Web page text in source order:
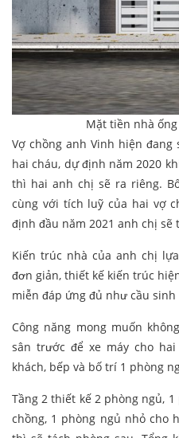
Mặt tiền nhà
Vợ chồng anh Vinh hiện
hai cháu, dự định năm 2020
thì hai anh chị sẽ ra riêng.
cùng với tích luỹ của hai vợ
định đầu năm 2021 anh chị sẽ
Kiến trúc nhà của anh chị
đơn giản, thiết kế kiến trúc
miễn đáp ứng đủ như cầu
Công năng mong muốn
sân trước để xe máy cho
khách, bếp và bố trí 1 phòng
Tầng 2 thiết kế 2 phòng ngủ,
chồng, 1 phòng ngủ nhỏ cho